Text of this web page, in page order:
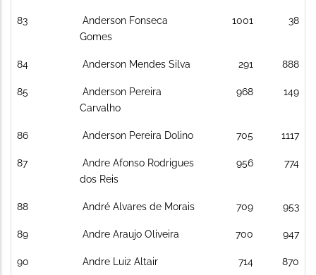
83
Anderson Fonseca
Gomes
1001 38
84 Anderson Mendes Silva 291 888
85
Anderson Pereira
Carvalho
968 149
86 Anderson Pereira Dolino 705 1117
87
Andre Afonso Rodrigues
dos Reis
956 774
88 André Alvares de Morais 709 953
89 Andre Araujo Oliveira 700 947
90 Andre Luiz Altair 714 870